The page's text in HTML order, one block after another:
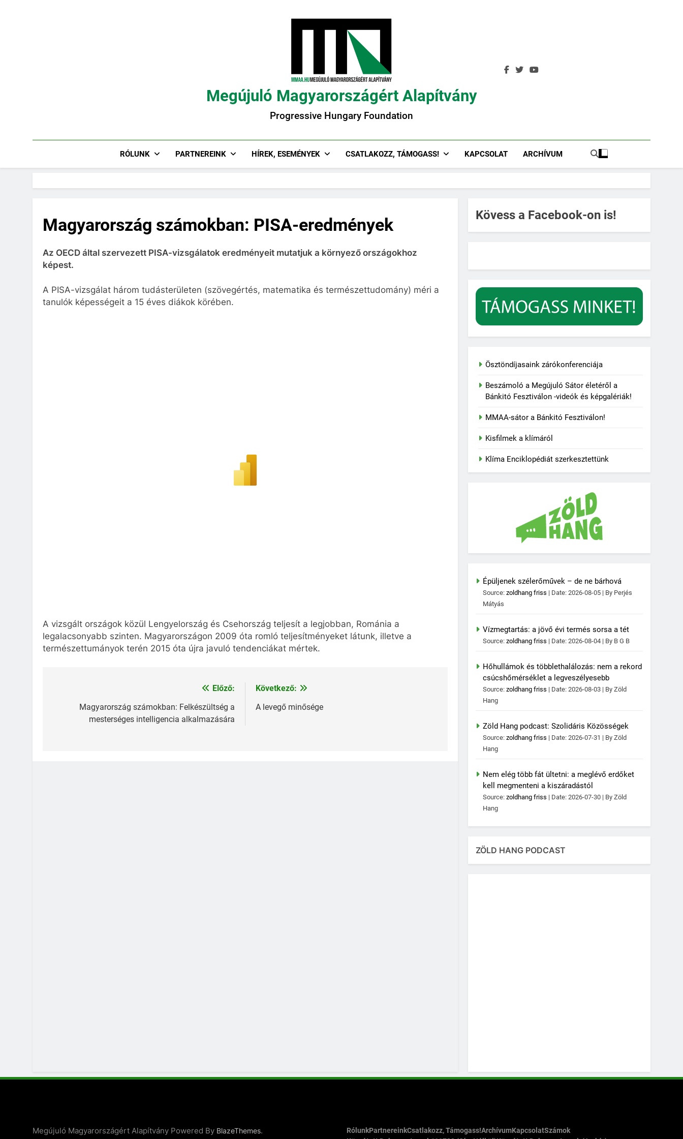
Megújuló Magyarországért Alapítvány
Progressive Hungary Foundation
RÓLUNK PARTNEREINK HÍREK, ESEMÉNYEK CSATLAKOZZ, TÁMOGASS! KAPCSOLAT ARCHÍVUM
Magyarország számokban: PISA-eredmények
Az OECD által szervezett PISA-vizsgálatok eredményeit mutatjuk a környező országokhoz
képest.
A PISA-vizsgálat három tudásterületen (szövegértés, matematika és természettudomány) méri a
tanulók képességeit a 15 éves diákok körében.
A vizsgált országok közül Lengyelország és Csehország teljesít a legjobban, Románia a
legalacsonyabb szinten. Magyarországon 2009 óta romló teljesítményeket látunk, illetve a
természettumányok terén 2015 óta újra javuló tendenciákat mértek.
navigáció
Előző:
Magyarország számokban: Felkészültség a
mesterséges intelligencia alkalmazására
Következő:
A levegő minősége
Kövess a Facebook-on is!
Ösztöndíjasaink zárókonferenciája
Beszámoló a Megújuló Sátor életéről a
Bánkitó Fesztiválon -videók és képgalériák!
MMAA-sátor a Bánkitó Fesztiválon!
Kisfilmek a klímáról
Klíma Enciklopédiát szerkesztettünk
Épüljenek szélerőművek – de ne bárhová
Source:zoldhang friss Date: 2026-08-05
By Perjés
Mátyás
Vízmegtartás: a jövő évi termés sorsa a tét
Source:zoldhang friss Date: 2026-08-04 By B G B
Hőhullámok és többlethalálozás: nem a rekord
csúcshőmérséklet a legveszélyesebb
Source:zoldhang friss Date: 2026-08-03
By Zöld
Hang
Zöld Hang podcast: Szolidáris Közösségek
Source:zoldhang friss Date: 2026-07-31
By Zöld
Hang
Nem elég több fát ültetni: a meglévő erdőket
kell megmenteni a kiszáradástól
Source:zoldhang friss Date: 2026-07-30
By Zöld
Hang
ZÖLD HANG PODCAST
Megújuló Magyarországért Alapítvány Powered By BlazeThemes. RólunkPartnereinkCsatlakozz, Támogass!ArchívumKapcsolatSzámok